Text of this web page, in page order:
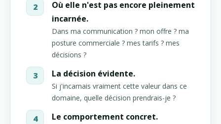
Où elle n'est pas encore pleinement
incarnée.
Dans ma communication ? mon offre ? ma
posture commerciale ? mes tarifs ? mes
décisions ?
La décision évidente.
Si j'incarnais vraiment cette valeur dans ce
domaine, quelle décision prendrais-je ?
Le comportement concret.